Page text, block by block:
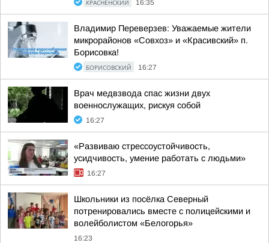
КРАСНЕНСКИЙ 16:35
Владимир Переверзев: Уважаемые жители
микрорайонов «Совхоз» и «Красивский» п.
Борисовка!
БОРИСОВСКИЙ 16:27
Врач медвзвода спас жизни двух
военнослужащих, рискуя собой
16:27
«Развиваю стрессоустойчивость,
усидчивость, умение работать с людьми»
16:27
Школьники из посёлка Северный
потренировались вместе с полицейскими и
волейболистом «Белогорья»
16:23